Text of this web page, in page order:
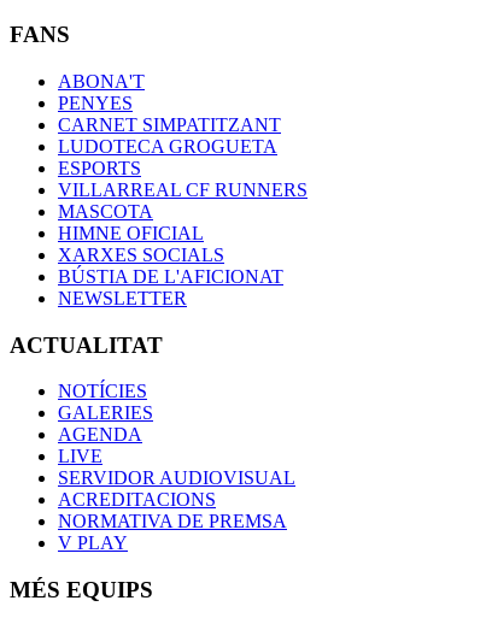
FANS
ABONA'T
PENYES
CARNET SIMPATITZANT
LUDOTECA GROGUETA
ESPORTS
VILLARREAL CF RUNNERS
MASCOTA
HIMNE OFICIAL
XARXES SOCIALS
BÚSTIA DE L'AFICIONAT
NEWSLETTER
ACTUALITAT
NOTÍCIES
GALERIES
AGENDA
LIVE
SERVIDOR AUDIOVISUAL
ACREDITACIONS
NORMATIVA DE PREMSA
V PLAY
MÉS EQUIPS